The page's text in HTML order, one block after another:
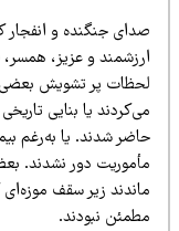
جنگنده و انفجار که
و عزیز، همسر،
پر تشویش بعضی هم
یا بنایی تاریخی که
شدند. یا به‌رغم
دور نشدند. بعضی
زیر سقف موزه‌ای که
نبودند.